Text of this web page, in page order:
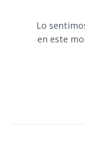
Lo
en este